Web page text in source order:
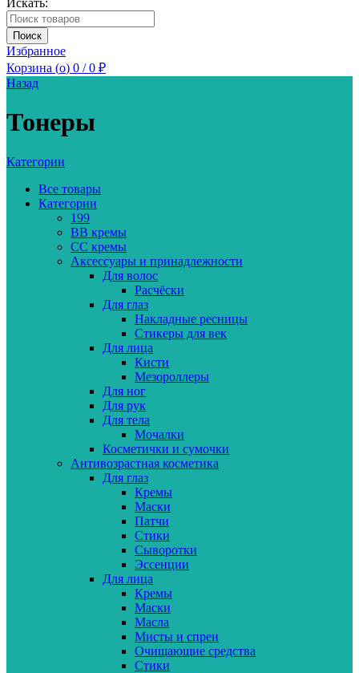
Зарегистрироваться
Поиск
Избранное
Корзина (o) 0 / 0 ₽
Назад
Тонеры
Категории
Все товары
Категории
199
BB кремы
CC кремы
Аксессуары и принадлежности
Для волос
Расчёски
Для глаз
Накладные ресницы
Стикеры для век
Для лица
Кисти
Мезороллеры
Для ног
Для рук
Для тела
Мочалки
Косметички и сумочки
Антивозрастная косметика
Для глаз
Кремы
Маски
Патчи
Стики
Сыворотки
Эссенции
Для лица
Кремы
Маски
Масла
Мисты и спреи
Очищающие средства
Стики